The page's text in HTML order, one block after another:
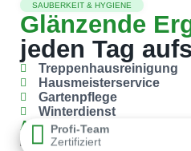
SAUBERKEIT & HYGIENE
Glänzende
jeden Tag
Treppenhausreinigung
Hausmeisterservice
Gartenpflege
Winterdienst
Alle Leistungen ansehen
Profi-Team
Zertifiziert